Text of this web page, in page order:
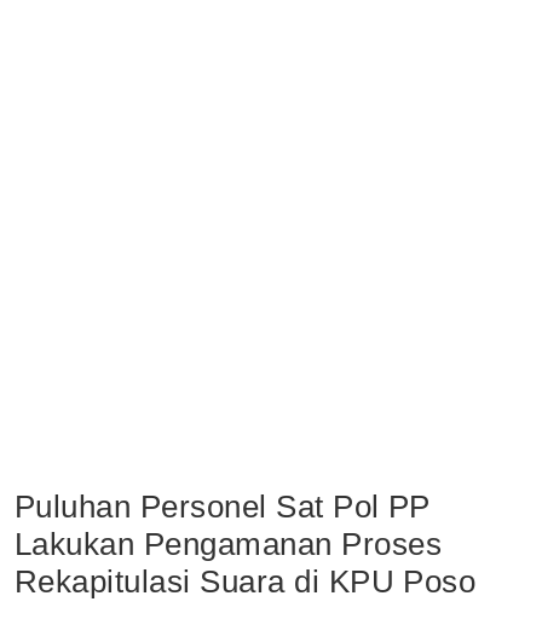
Puluhan Personel Sat Pol PP
Lakukan Pengamanan Proses
Rekapitulasi Suara di KPU Poso